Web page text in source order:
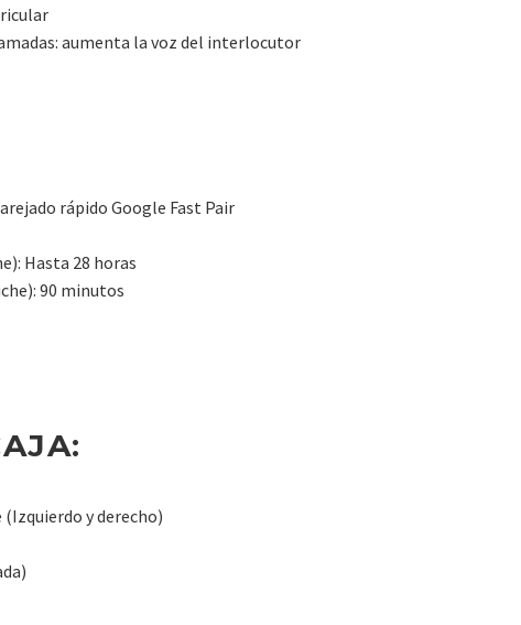
aumenta la voz del interlocutor
rápido Google Fast Pair
Hasta 28 horas
90 minutos
(Izquierdo y derecho)